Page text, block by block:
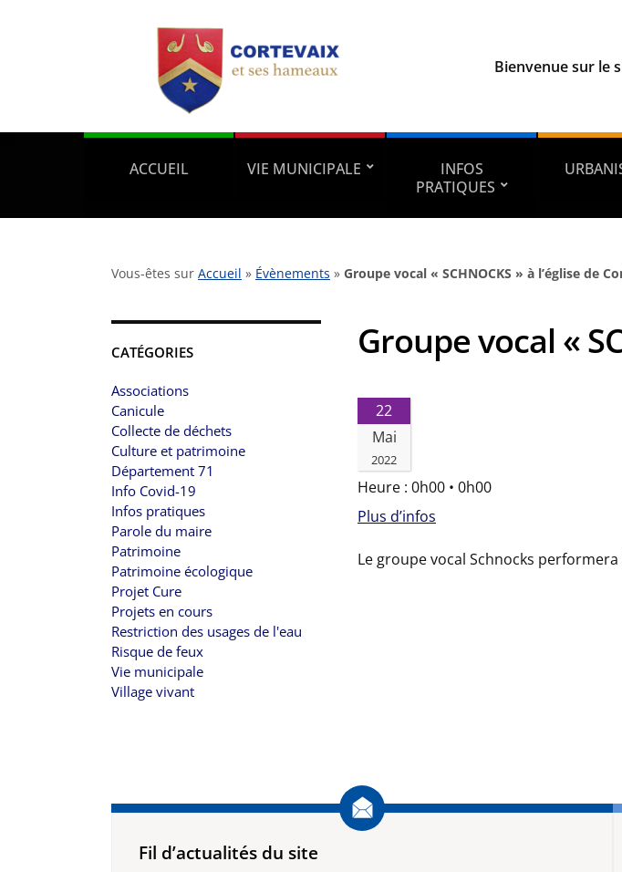
Bienvenue sur le
ACCUEIL VIE MUNICIPALE
INFOS
PRATIQUES
Vous-êtes sur Accueil » Évènements » Groupe vocal « SCHNOCKS » à l’église de
CATÉGORIES
Associations
Canicule
Collecte de déchets
Culture et patrimoine
Département 71
Info Covid-19
Infos pratiques
Parole du maire
Patrimoine
Patrimoine écologique
Projet Cure
Projets en cours
Restriction des usages de l'eau
Risque de feux
Vie municipale
Village vivant
Groupe vocal «
22
Mai
2022
Heure : 0h00 • 0h00
Plus d’infos
Le groupe vocal Schnocks performera
Fil d’actualités du site